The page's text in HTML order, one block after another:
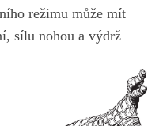
režimu může mít‍
sílu nohou a ‍výdrž⁢